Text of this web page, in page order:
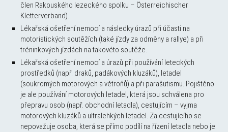
člen Rakouského lezeckého spolku – Österreichischer
Kletterverband).
Lékařská ošetření nemocí a následky úrazů při účasti na
motoristických soutěžích (také jízdy za odměny a rallye) a při
tréninkových jízdách na takovéto soutěže.
Lékařská ošetření nemocí a úrazů při používání leteckých
prostředků (např. draků, padákových kluzáků), letadel
(soukromých motorových a větroňů) a při parašutismu. Pojištěno
je ale používání motorových letadel, která jsou schválena pro
přepravu osob (např. obchodní letadla), cestujícím – vyjma
motorových kluzáků a ultralehkých letadel. Za cestujícího se
nepovažuje osoba, která se přímo podílí na řízení letadla nebo je